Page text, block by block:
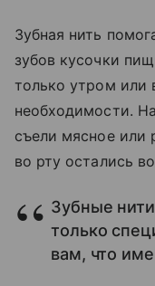
Зубная нить
зубов кусочки
только утром или
необходимости.
съели мясное или
во рту остались
Зубные
только
вам, что